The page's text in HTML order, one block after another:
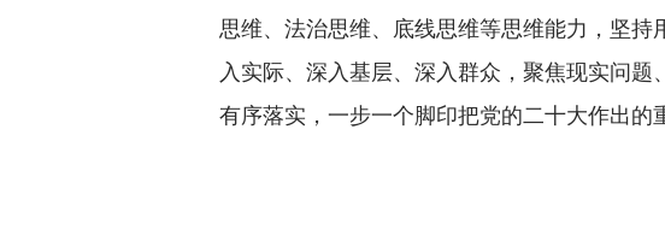
思维、法治思维、底线思维等思维能力，坚
入实际、深入基层、深入群众，聚焦现实问
有序落实，一步一个脚印把党的二十大作出的